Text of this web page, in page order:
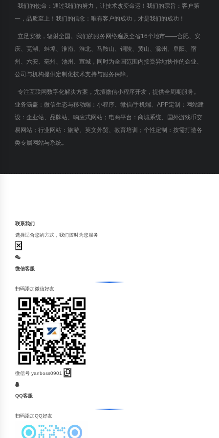
我们的使命：通过我们的努力，让技术改变命运！我们的宗旨：客户第
一，品质至上！我们的信念：唯有客户的成功，才是我们的成功！
立足安徽，辐射全国。我们的服务网络遍及全省16个地市——合肥、安
庆、芜湖、蚌埠、淮南、淮北、马鞍山、铜陵、黄山、滁州、阜阳、宿
州、六安、亳州、池州、宣城，同时为全国范围内接受异地协作的企业、
公司与机构提供定制化技术支持与服务保障。
专注互联网数字化解决方案，尤擅微信小程序开发，提供全周期服务。
业务涵盖：微信生态与移动端：小程序、微信/手机端、APP定制；网站建
设：企业站、品牌站、响应式网站；电商平台：商城系统、国外游戏币交
易网站；行业网站：旅游、英文外贸、教育培训；个性定制：按需打造各
类专属网站与系统。
联系我们
选择适合您的方式，我们随时为您服务
微信客服
扫码添加微信好友
微信号 yanboss0901
QQ客服
扫码添加QQ好友